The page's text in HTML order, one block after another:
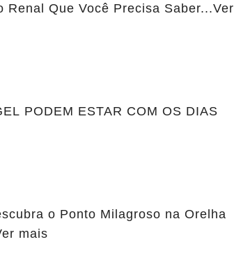
Que Você Precisa Saber...Ver
PODEM ESTAR COM OS DIAS
o Ponto Milagroso na Orelha
mais